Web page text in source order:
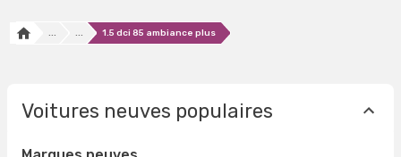
... ... 1.5 dci 85 ambiance plus
Voitures neuves populaires